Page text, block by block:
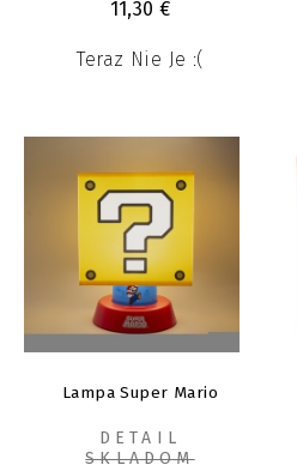
11,30 €
Teraz Nie Je :(
Lampa Super Mario
DETAIL
SKLADOM